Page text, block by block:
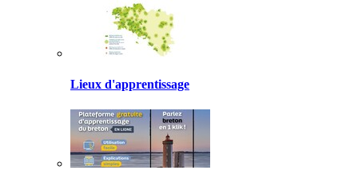
Lieux d'apprentissage